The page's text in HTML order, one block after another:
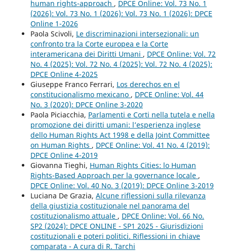
human rights-approach , DPCE Online: Vol. 73 No. 1
(2026): Vol. 73 No. 1 (2026): Vol. 73 No. 1 (2026): DPCE
Online 1-2026
Paola Scivoli, Le discriminazioni intersezionali: un
confronto tra la Corte europea e la Corte
interamericana dei Diritti Umani , DPCE Online: Vol. 72
No. 4 (2025): Vol. 72 No. 4 (2025): Vol. 72 No. 4 (2025):
DPCE Online 4-2025
Giuseppe Franco Ferrari, Los derechos en el
constitucionalismo mexicano , DPCE Online: Vol. 44
No. 3 (2020): DPCE Online 3-2020
Paola Piciacchia, Parlamenti e Corti nella tutela e nella
promozione dei diritti umani: l’esperienza inglese
dello Human Rights Act 1998 e della Joint Committee
on Human Rights , DPCE Online: Vol. 41 No. 4 (2019):
DPCE Online 4-2019
Giovanna Tieghi, Human Rights Cities: lo Human
Rights-Based Approach per la governance locale ,
DPCE Online: Vol. 40 No. 3 (2019): DPCE Online 3-2019
Luciana De Grazia, Alcune riflessioni sulla rilevanza
della giustizia costituzionale nel panorama del
costituzionalismo attuale , DPCE Online: Vol. 66 No.
SP2 (2024): DPCE ONLINE - SP1 2025 - Giurisdizioni
costituzionali e poteri politici. Riflessioni in chiave
comparata - A cura di R. Tarchi